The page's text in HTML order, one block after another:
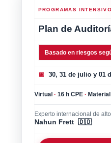
PROGRAMAS
Plan de
Basado en riesgos
📅 30, 31 de julio y 01
Virtual · 16 h CPE ·
Experto internacional de
Nahun Frett 🇩🇴